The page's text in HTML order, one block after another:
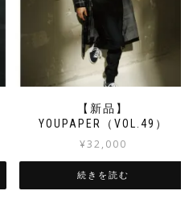
【新品】
YOUPAPER（VOL.49）
¥32,000
続きを読む